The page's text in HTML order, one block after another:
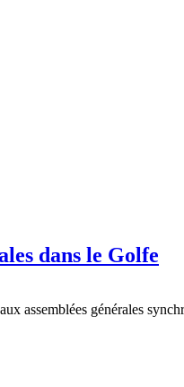
dans le Golfe
assemblées générales